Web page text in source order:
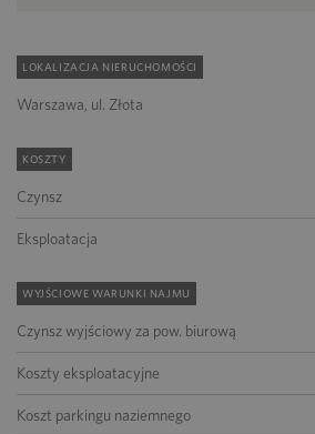
LOKALIZACJA NIERUCHOMOŚCI
Warszawa, ul. Złota
KOSZTY
Czynsz
Eksploatacja
WYJŚCIOWE WARUNKI NAJMU
Czynsz wyjściowy za pow. biurową
Koszty eksploatacyjne
Koszt parkingu naziemnego